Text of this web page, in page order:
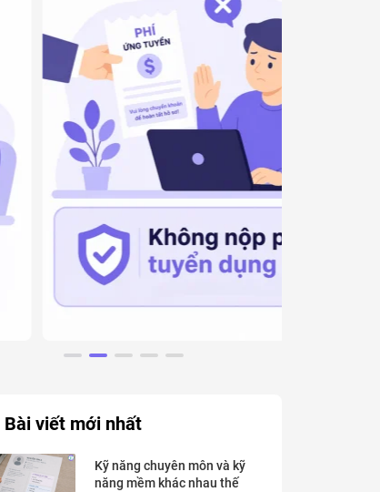
Bài viết mới nhất
Kỹ năng chuyên môn và kỹ
năng mềm khác nhau thế